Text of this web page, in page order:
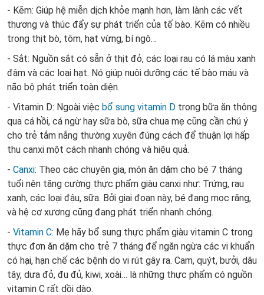
- Kẽm: Giúp hệ miễn dịch khỏe mạnh hơn, làm lành các vết
thương và thúc đẩy sự phát triển của tế bào. Kẽm có nhiều
trong thịt bò, tôm, hạt vừng, bí ngô…
- Sắt: Nguồn sắt có sẵn ở ​​thịt đỏ, các loại rau có lá màu xanh
đậm và các loại hạt. Nó giúp nuôi dưỡng các tế bào máu và
não bộ phát triển toàn diện.
- Vitamin D: Ngoài việc bổ sung vitamin D trong bữa ăn thông
qua cá hồi, cá ngừ hay sữa bò, sữa chua mẹ cũng cần chú ý
cho trẻ tắm nắng thường xuyên đúng cách để thuận lợi hấp
thu canxi một cách nhanh chóng và hiệu quả.
- Canxi: Theo các chuyên gia, món ăn dặm cho bé 7 tháng
tuổi nên tăng cường thực phẩm giàu canxi như: Trứng, rau
xanh, các loại đậu, sữa. Bởi giai đoạn này, bé đang mọc răng,
và hệ cơ xương cũng đang phát triển nhanh chóng.
- Vitamin C: Mẹ hãy bổ sung thực phẩm giàu vitamin C trong
thực đơn ăn dặm cho trẻ 7 tháng để ngăn ngừa các vi khuẩn
có hại, hạn chế các bệnh do vi rút gây ra. Cam, quýt, bưởi, dâu
tây, dưa đỏ, đu đủ, kiwi, xoài… là những thực phẩm có nguồn
vitamin C rất dồi dào.